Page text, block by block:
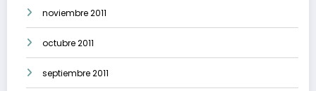
noviembre 2011
octubre 2011
septiembre 2011